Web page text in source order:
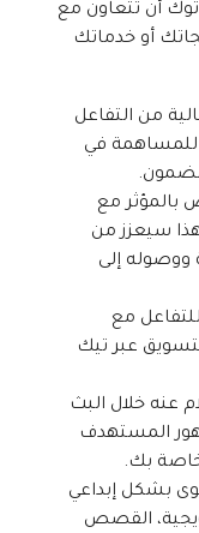
أن تتعاون مع
أو خدماتك
من التفاعل
للمساهمة في
بالمؤثر مع
سيعزز من
ووصوله إلى
مع
عبر تيك
عنه خلال البث
المستهدف
بك.
بشكل إبداعي
القصص